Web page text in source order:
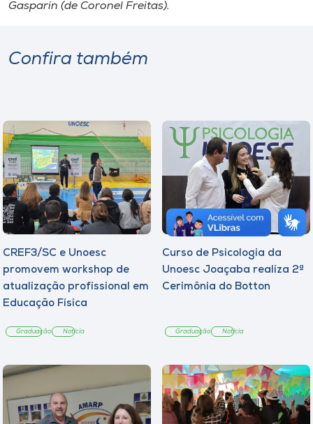
Gasparin (de Coronel Freitas).
Confira também
CREF3/SC e Unoesc
promovem workshop de
atualização profissional em
Educação Física
Graduação Notícia
Curso de Psicologia da
Unoesc Joaçaba realiza 2ª
Cerimônia do Botton
Graduação Notícia